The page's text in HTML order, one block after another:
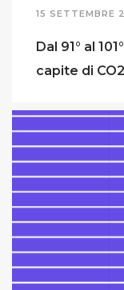
EDITORIALI
PUNTI DI VISTA
SGUARDI E VOCI
MONDO IN CIFRE
NAVIGANDO IN
PODCAST EVENTI
15 SETTEMBRE
Dal 91° al
capite di